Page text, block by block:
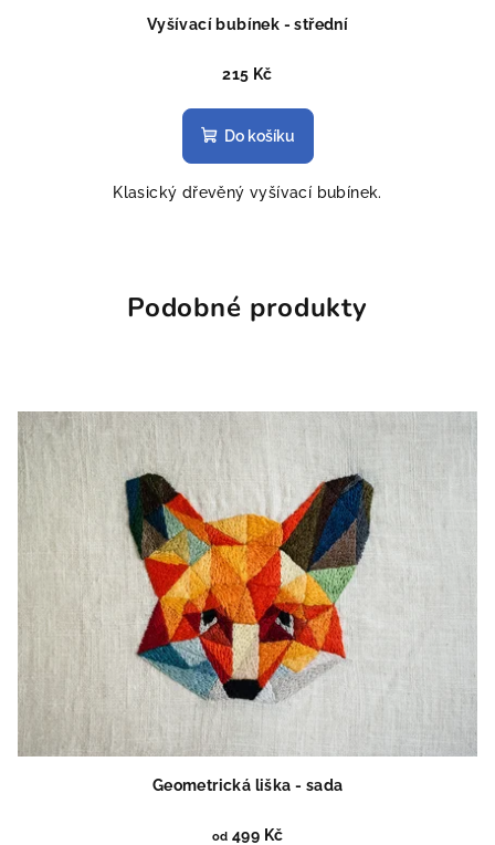
Vyšívací bubínek - střední
215 Kč
Do košíku
Klasický dřevěný vyšívací bubínek.
Podobné produkty
Geometrická liška - sada
od 499 Kč